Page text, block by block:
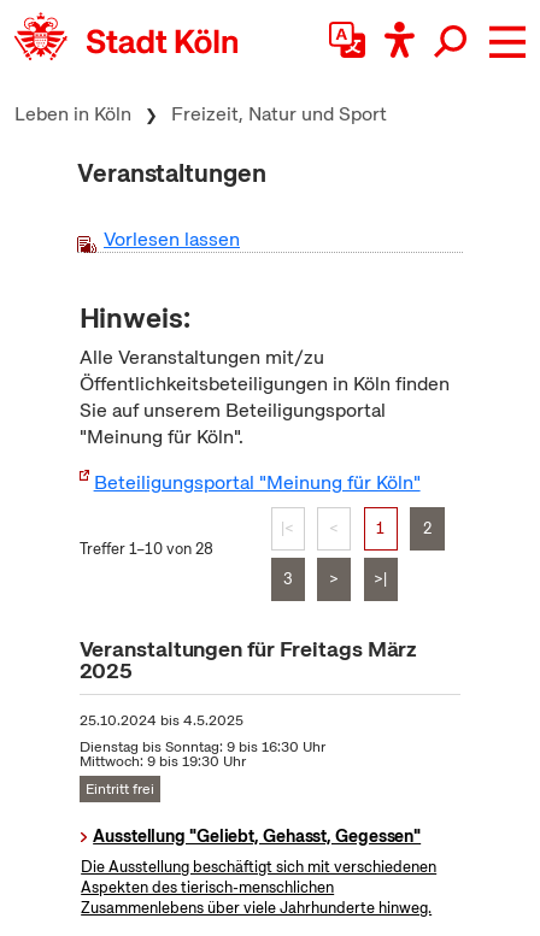
zum Inhalt springen
Leben in Köln Freizeit, Natur und Sport
Veranstaltungen
Vorlesen lassen
Hinweis:
Alle Veranstaltungen mit/zu
Öffentlichkeitsbeteiligungen in Köln finden
Sie auf unserem Beteiligungsportal
"Meinung für Köln".
Beteiligungsportal "Meinung für Köln"
Treffer 1–10 von 28
|< < 1 2
3 > >|
Veranstaltungen für Freitags März
2025
25.10.2024 bis4.5.2025
Dienstag bis Sonntag: 9 bis 16:30 Uhr
Mittwoch: 9 bis 19:30 Uhr
Eintritt frei
Ausstellung "Geliebt, Gehasst, Gegessen"
Die Ausstellung beschäftigt sich mit verschiedenen
Aspekten des tierisch-menschlichen
Zusammenlebens über viele Jahrhunderte hinweg.